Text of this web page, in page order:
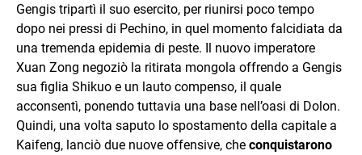
Gengis tripartì il suo esercito, per riunirsi poco tempo
dopo nei pressi di Pechino, in quel momento falcidiata da
una tremenda epidemia di peste. Il nuovo imperatore
Xuan Zong negoziò la ritirata mongola offrendo a Gengis
sua figlia Shikuo e un lauto compenso, il quale
acconsentì, ponendo tuttavia una base nell’oasi di Dolon.
Quindi, una volta saputo lo spostamento della capitale a
Kaifeng, lanciò due nuove offensive, che conquistarono